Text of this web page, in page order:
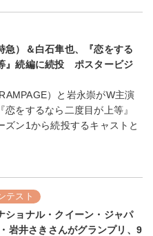
急）＆白石隼也、『恋をする
』続編に続投 ポスタービジ
）と岩永崇がW主演
恋をするなら二度目が上等』
ズン1から続投するキャストと
テスト
ショナル・クイーン・ジャパ
岩井さきさんがグランプリ、9